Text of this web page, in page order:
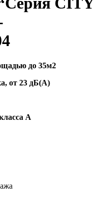
до 35м2
от 23 дБ(А)
А